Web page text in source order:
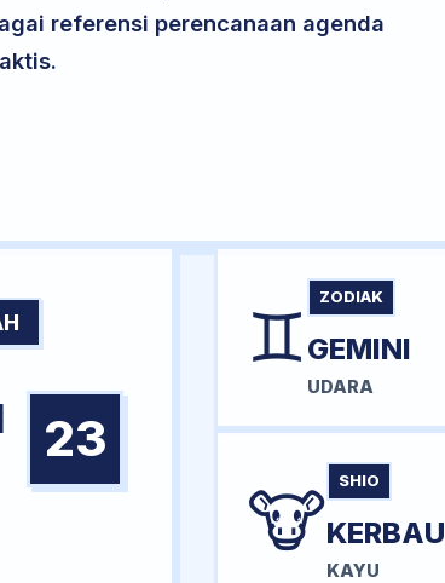
referensi perencanaan agenda
23
♊ ZODIAK
GEMINI
UDARA
🐮 SHIO
KERBAU
KAYU